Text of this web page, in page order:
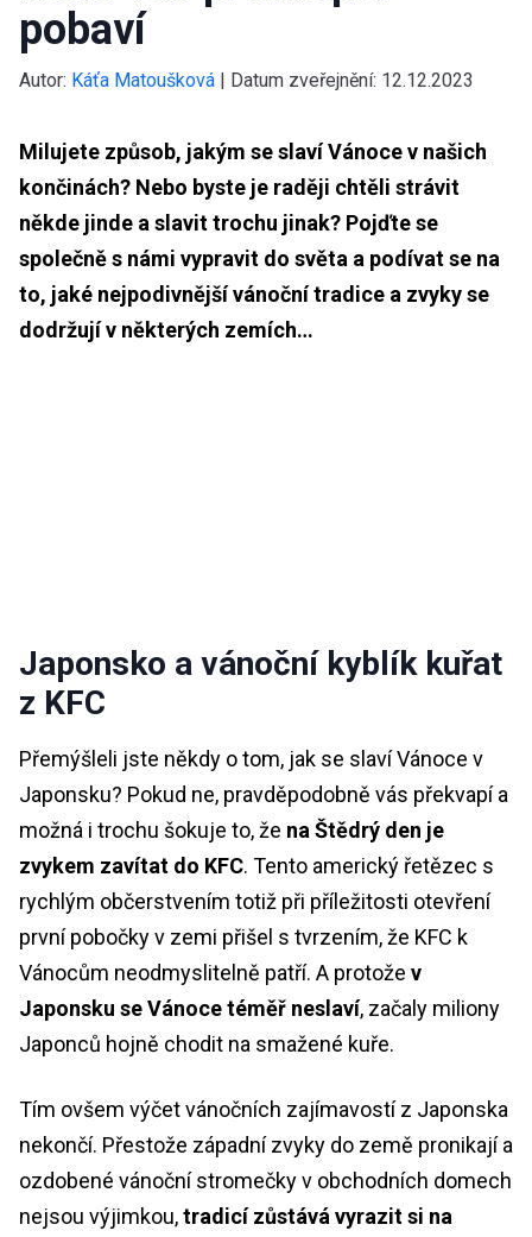
pobaví
Autor: Káťa Matoušková | Datum zveřejnění: 12.12.2023
Milujete způsob, jakým se slaví Vánoce v našich
končinách? Nebo byste je raději chtěli strávit
někde jinde a slavit trochu jinak? Pojďte se
společně s námi vypravit do světa a podívat se na
to, jaké nejpodivnější vánoční tradice a zvyky se
dodržují v některých zemích…
Japonsko a vánoční kyblík kuřat
z KFC
Přemýšleli jste někdy o tom, jak se slaví Vánoce v
Japonsku? Pokud ne, pravděpodobně vás překvapí a
možná i trochu šokuje to, že na Štědrý den je
zvykem zavítat do KFC. Tento americký řetězec s
rychlým občerstvením totiž při příležitosti otevření
první pobočky v zemi přišel s tvrzením, že KFC k
Vánocům neodmyslitelně patří. A protože v
Japonsku se Vánoce téměř neslaví, začaly miliony
Japonců hojně chodit na smažené kuře.
Tím ovšem výčet vánočních zajímavostí z Japonska
nekončí. Přestože západní zvyky do země pronikají a
ozdobené vánoční stromečky v obchodních domech
nejsou výjimkou,tradicí zůstává vyrazit si na